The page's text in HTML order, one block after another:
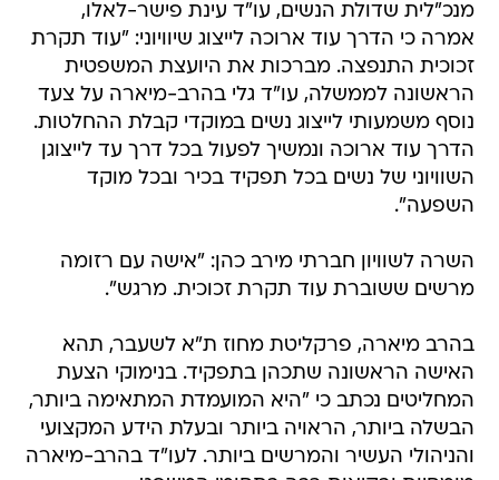
מנכ"לית שדולת הנשים, עו"ד עינת פישר-לאלו,
אמרה כי הדרך עוד ארוכה לייצוג שיוויוני: "עוד תקרת
זכוכית התנפצה. מברכות את היועצת המשפטית
הראשונה לממשלה, עו"ד גלי בהרב-מיארה על צעד
נוסף משמעותי לייצוג נשים במוקדי קבלת ההחלטות.
הדרך עוד ארוכה ונמשיך לפעול בכל דרך עד לייצוגן
השוויוני של נשים בכל תפקיד בכיר ובכל מוקד
השפעה".
השרה לשוויון חברתי מירב כהן: "אישה עם רזומה
מרשים ששוברת עוד תקרת זכוכית. מרגש".
בהרב מיארה, פרקליטת מחוז ת"א לשעבר, תהא
האישה הראשונה שתכהן בתפקיד. בנימוקי הצעת
המחליטים נכתב כי "היא המועמדת המתאימה ביותר,
הבשלה ביותר, הראויה ביותר ובעלת הידע המקצועי
והניהולי העשיר והמרשים ביותר. לעו"ד בהרב-מיארה